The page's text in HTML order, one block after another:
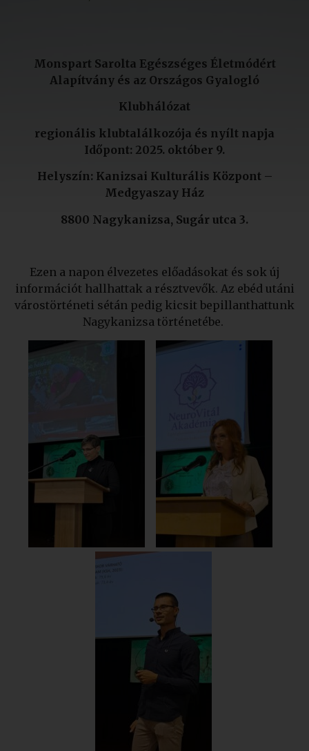
Monspart Sarolta Egészséges Életmódért
Alapítvány és az Országos Gyalogló
Klubhálózat
regionális klubtalálkozója és nyílt napja
Időpont: 2025. október 9.
Helyszín: Kanizsai Kulturális Központ –
Medgyaszay Ház
8800 Nagykanizsa, Sugár utca 3.
Ezen a napon élvezetes előadásokat és sok új
információt hallhattak a résztvevők. Az ebéd utáni
várostörténeti sétán pedig kicsit bepillanthattunk
Nagykanizsa történetébe.